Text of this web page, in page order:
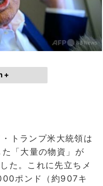
+
トランプ米大統領は
「大量の物資」が
た。これに先立ちメ
ポンド（約907キ